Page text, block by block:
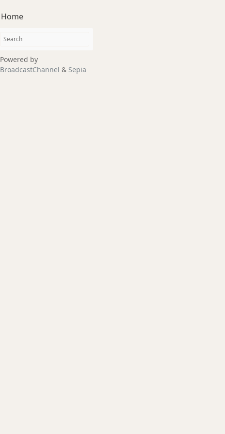
Home
Powered by
BroadcastChannel & Sepia